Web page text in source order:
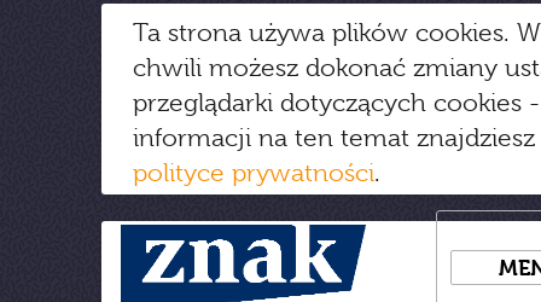
Ta strona używa plików cookies.
chwili możesz dokonać zmiany
przeglądarki dotyczących cookies
informacji na ten temat
polityce prywatności.